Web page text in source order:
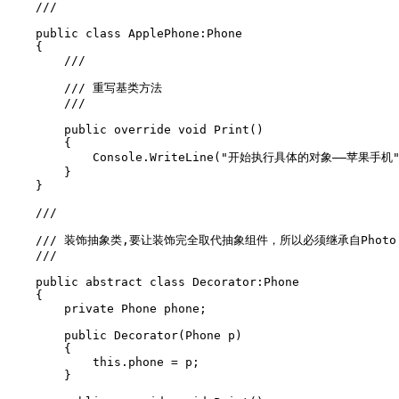
    ///
    public class ApplePhone:Phone
    {
        ///
        /// 重写基类方法
        ///
        public override void Print()
        {
Console.WriteLine("开始执行具体的对象——苹果手机
        }
    }
    ///
    /// 装饰抽象类,要让装饰完全取代抽象组件，所以必须继承自Photo
    ///
    public abstract class Decorator:Phone
    {
        private Phone phone;
        public Decorator(Phone p)
        {
            this.phone = p;
        }